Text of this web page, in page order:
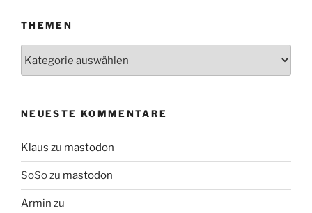
THEMEN
NEUESTE KOMMENTARE
Klaus zu mastodon
SoSozu mastodon
Armin zu